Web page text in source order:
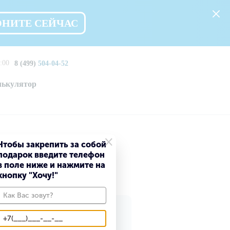
СЕЙЧАС
8 (499) 504-04-52
×
закрепить за собой
введите телефон
поле ниже и нажмите на
"Хочу!"